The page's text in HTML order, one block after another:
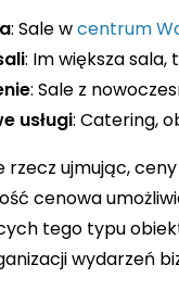
: Sale wcentrum
: Im większa sala,
: Sale z
usługi: Catering,
rzecz ujmując,
cenowa
tego typu
wydarzeń